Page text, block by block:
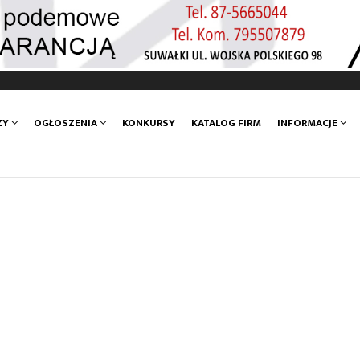
OGŁOSZENIA KONKURSY KATALOG FIRM INFORMACJE